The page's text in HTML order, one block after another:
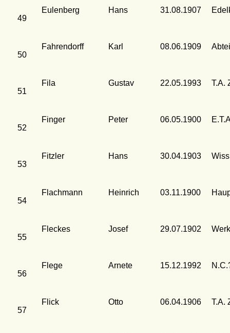
49
Eulenberg Hans 31.08.1907
50
Fahrendorff Karl 08.06.1909
51
Fila Gustav 22.05.1993 T.A.
52
Finger Peter 06.05.1900
53
Fitzler Hans 30.04.1903
54
Flachmann Heinrich 03.11.1900
55
Fleckes Josef 29.07.1902
56
Flege Arnete 15.12.1992
57
Flick Otto 06.04.1906 T.A.